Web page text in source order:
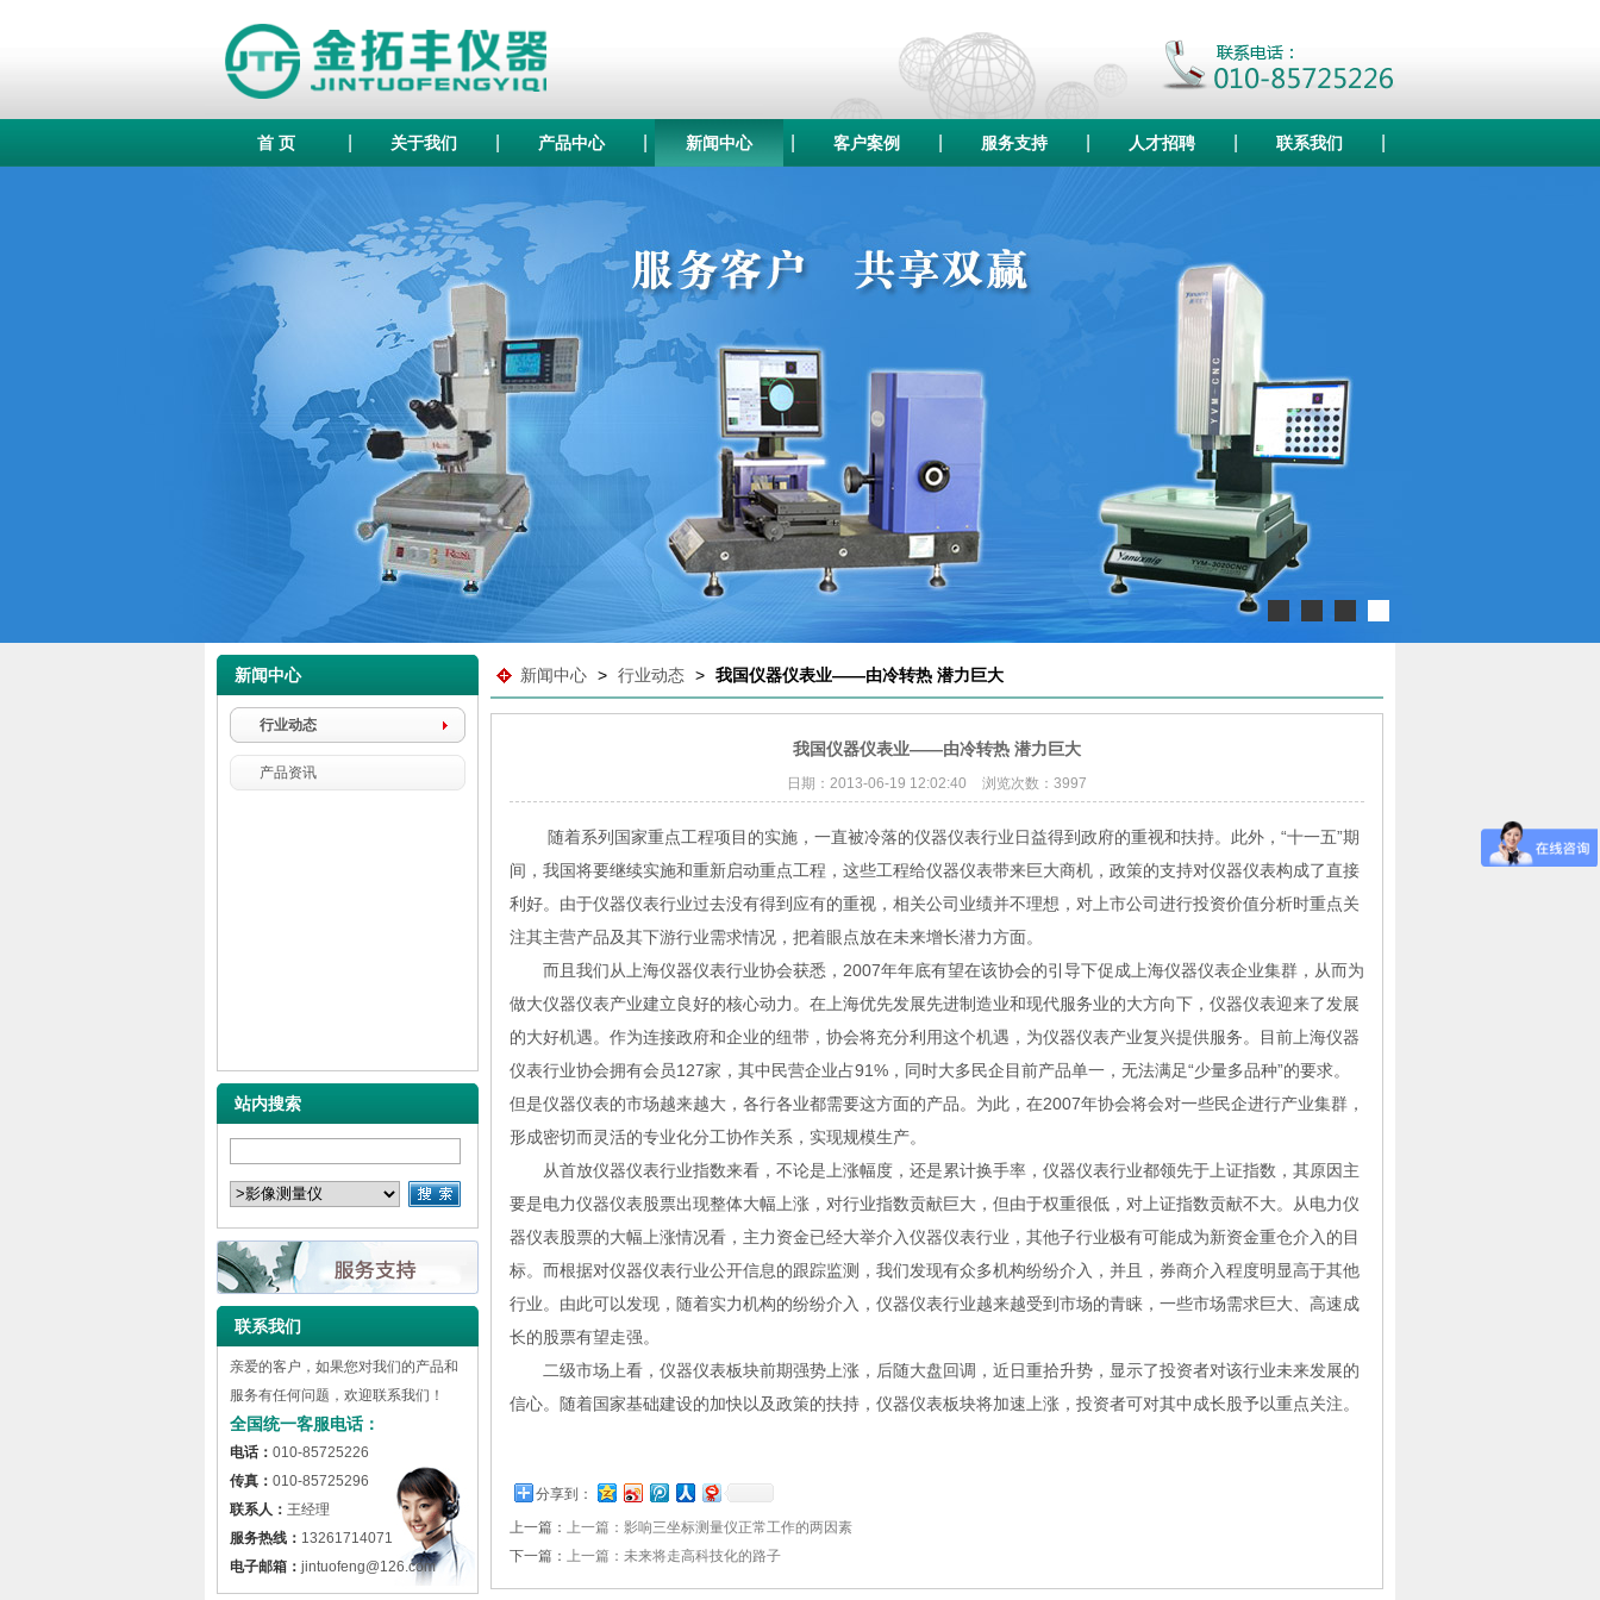
首 页 关于我们 产品中心 新闻中心 客户案例 服务支持 人才招聘 联系我们
新闻中心
行业动态
产品资讯
站内搜索
联系我们
亲爱的客户，如果您对我们的产品和
服务有任何问题，欢迎联系我们！
全国统一客服电话：
电话： 010-85725226
传真： 010-85725296
联系人： 王经理
服务热线： 13261714071
电子邮箱： jintuofeng@126.com
新闻中心 > 行业动态 > 我国仪器仪表业——由冷转热 潜力巨大
我国仪器仪表业——由冷转热 潜力巨大
日期：2013-06-19 12:02:40 浏览次数：3997
随着系列国家重点工程项目的实施，一直被冷落的仪器仪表行业日益得到政府的重视和扶持。此外，“十一五”期
间，我国将要继续实施和重新启动重点工程，这些工程给仪器仪表带来巨大商机，政策的支持对仪器仪表构成了直接
利好。由于仪器仪表行业过去没有得到应有的重视，相关公司业绩并不理想，对上市公司进行投资价值分析时重点关
注其主营产品及其下游行业需求情况，把着眼点放在未来增长潜力方面。
而且我们从上海仪器仪表行业协会获悉，2007年年底有望在该协会的引导下促成上海仪器仪表企业集群，从而为
做大仪器仪表产业建立良好的核心动力。在上海优先发展先进制造业和现代服务业的大方向下，仪器仪表迎来了发展
的大好机遇。作为连接政府和企业的纽带，协会将充分利用这个机遇，为仪器仪表产业复兴提供服务。目前上海仪器
仪表行业协会拥有会员127家，其中民营企业占91%，同时大多民企目前产品单一，无法满足“少量多品种”的要求。
但是仪器仪表的市场越来越大，各行各业都需要这方面的产品。为此，在2007年协会将会对一些民企进行产业集群，
形成密切而灵活的专业化分工协作关系，实现规模生产。
从首放仪器仪表行业指数来看，不论是上涨幅度，还是累计换手率，仪器仪表行业都领先于上证指数，其原因主
要是电力仪器仪表股票出现整体大幅上涨，对行业指数贡献巨大，但由于权重很低，对上证指数贡献不大。从电力仪
器仪表股票的大幅上涨情况看，主力资金已经大举介入仪器仪表行业，其他子行业极有可能成为新资金重仓介入的目
标。而根据对仪器仪表行业公开信息的跟踪监测，我们发现有众多机构纷纷介入，并且，券商介入程度明显高于其他
行业。由此可以发现，随着实力机构的纷纷介入，仪器仪表行业越来越受到市场的青睐，一些市场需求巨大、高速成
长的股票有望走强。
二级市场上看，仪器仪表板块前期强势上涨，后随大盘回调，近日重拾升势，显示了投资者对该行业未来发展的
信心。随着国家基础建设的加快以及政策的扶持，仪器仪表板块将加速上涨，投资者可对其中成长股予以重点关注。
分享到：
上一篇： 上一篇：影响三坐标测量仪正常工作的两因素
下一篇： 上一篇：未来将走高科技化的路子